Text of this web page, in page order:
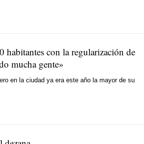
con la regularización de
mucha gente»
en la ciudad ya era este año la mayor de su